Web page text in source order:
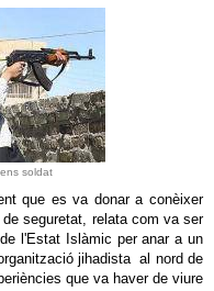
soldat
que es va donar a conèixer
seguretat, relata com va ser
l'Estat Islàmic per anar a un
jihadista al nord de
que va haver de viure